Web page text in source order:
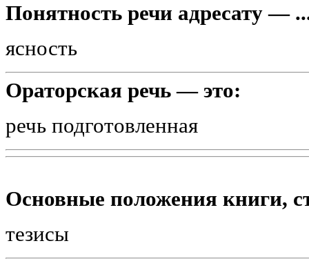
Понятность речи адресату —
ясность
Ораторская речь — это:
речь подготовленная
Основные положения книги,
тезисы